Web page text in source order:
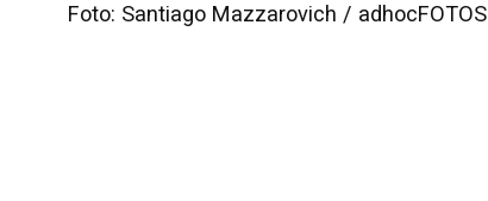
Foto: Santiago Mazzarovich / adhocFOTOS